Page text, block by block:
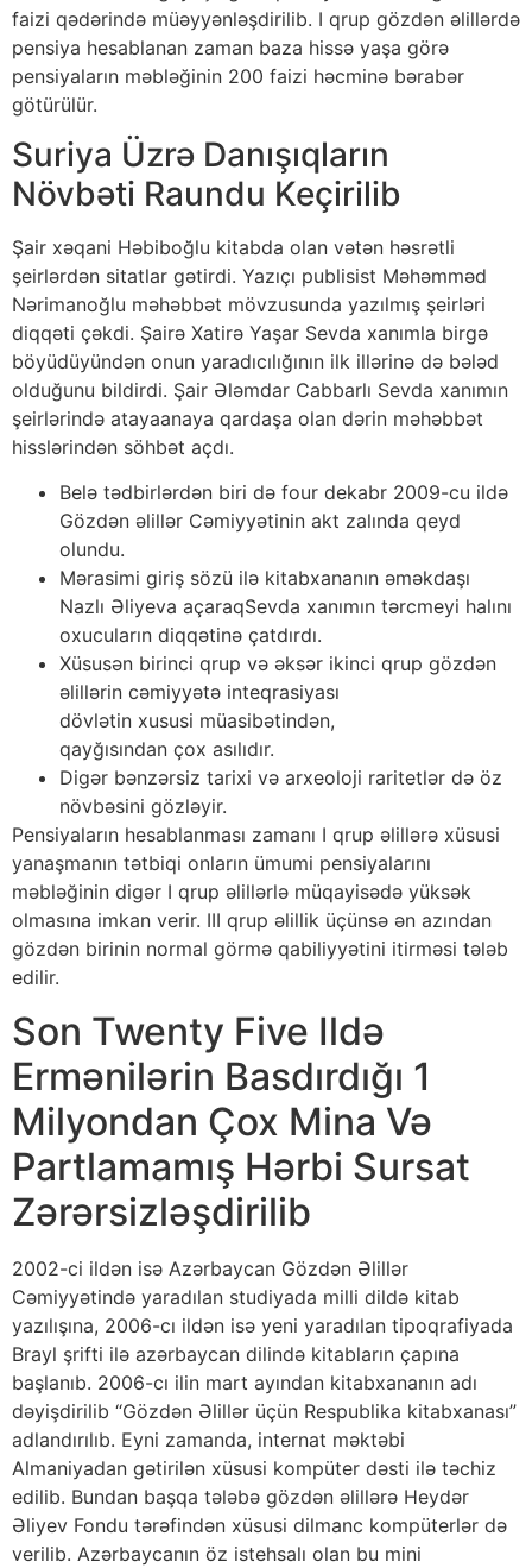
faizi qədərində müəyyənləşdirilib. I qrup gözdən əlillərdə
pensiya hesablanan zaman baza hissə yaşa görə
pensiyaların məbləğinin 200 faizi həcminə bərabər
götürülür.
Suriya Üzrə Danışıqların
Növbəti Raundu Keçirilib
Şair xəqani Həbiboğlu kitabda olan vətən həsrətli
şeirlərdən sitatlar gətirdi. Yazıçı publisist Məhəmməd
Nərimanoğlu məhəbbət mövzusunda yazılmış şeirləri
diqqəti çəkdi. Şairə Xatirə Yaşar Sevda xanımla birgə
böyüdüyündən onun yaradıcılığının ilk illərinə də bələd
olduğunu bildirdi. Şair Ələmdar Cabbarlı Sevda xanımın
şeirlərində atayaanaya qardaşa olan dərin məhəbbət
hisslərindən söhbət açdı.
Belə tədbirlərdən biri də four dekabr 2009-cu ildə
Gözdən əlillər Cəmiyyətinin akt zalında qeyd
olundu.
Mərasimi giriş sözü ilə kitabxananın əməkdaşı
Nazlı Əliyeva açaraqSevda xanımın tərcmeyi halını
oxucuların diqqətinə çatdırdı.
Xüsusən birinci qrup və əksər ikinci qrup gözdən
əlillərin cəmiyyətə inteqrasiyası
dövlətin xususi müasibətindən,
qayğısından çox asılıdır.
Digər bənzərsiz tarixi və arxeoloji raritetlər də öz
növbəsini gözləyir.
Pensiyaların hesablanması zamanı I qrup əlillərə xüsusi
yanaşmanın tətbiqi onların ümumi pensiyalarını
məbləğinin digər I qrup əlillərlə müqayisədə yüksək
olmasına imkan verir. III qrup əlillik üçünsə ən azından
gözdən birinin normal görmə qabiliyyətini itirməsi tələb
edilir.
Son Twenty Five Ildə
Ermənilərin Basdırdığı 1
Milyondan Çox Mina Və
Partlamamış Hərbi Sursat
Zərərsizləşdirilib
2002-ci ildən isə Azərbaycan Gözdən Əlillər
Cəmiyyətində yaradılan studiyada milli dildə kitab
yazılışına, 2006-cı ildən isə yeni yaradılan tipoqrafiyada
Brayl şrifti ilə azərbaycan dilində kitabların çapına
başlanıb. 2006-cı ilin mart ayından kitabxananın adı
dəyişdirilib “Gözdən Əlillər üçün Respublika kitabxanası”
adlandırılıb. Eyni zamanda, internat məktəbi
Almaniyadan gətirilən xüsusi kompüter dəsti ilə təchiz
edilib. Bundan başqa tələbə gözdən əlillərə Heydər
Əliyev Fondu tərəfindən xüsusi dilmanc kompüterlər də
verilib. Azərbaycanın öz istehsalı olan bu mini